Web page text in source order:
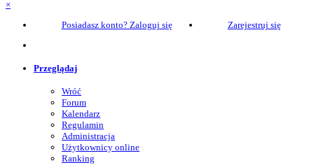
×
Posiadasz konto? Zaloguj się
Zarejestruj się
Przeglądaj
Wróć
Forum
Kalendarz
Regulamin
Administracja
Użytkownicy online
Ranking